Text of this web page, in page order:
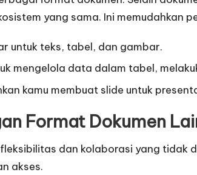
yang sama. Ini memudahkan
untuk teks, tabel, dan gambar.
mengelola data dalam tabel,
kamu membuat slide untuk
Format Dokumen
dan kolaborasi yang
akses.